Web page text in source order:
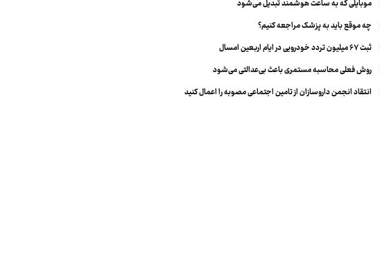
موبایلی که به ساعت هوشمند تبدیل می‌شود
چه موقع باید به پزشک مراجعه کنیم؟
ثبت ۶۷ میلیون تردد خودرویی در ایام اربعین امسال
روش فعلی محاسبه مستمری باعث بی‌عدالتی می‌شود
انتقاد انجمن داروسازان از تامین اجتماعی مصوبه را اعمال کنید